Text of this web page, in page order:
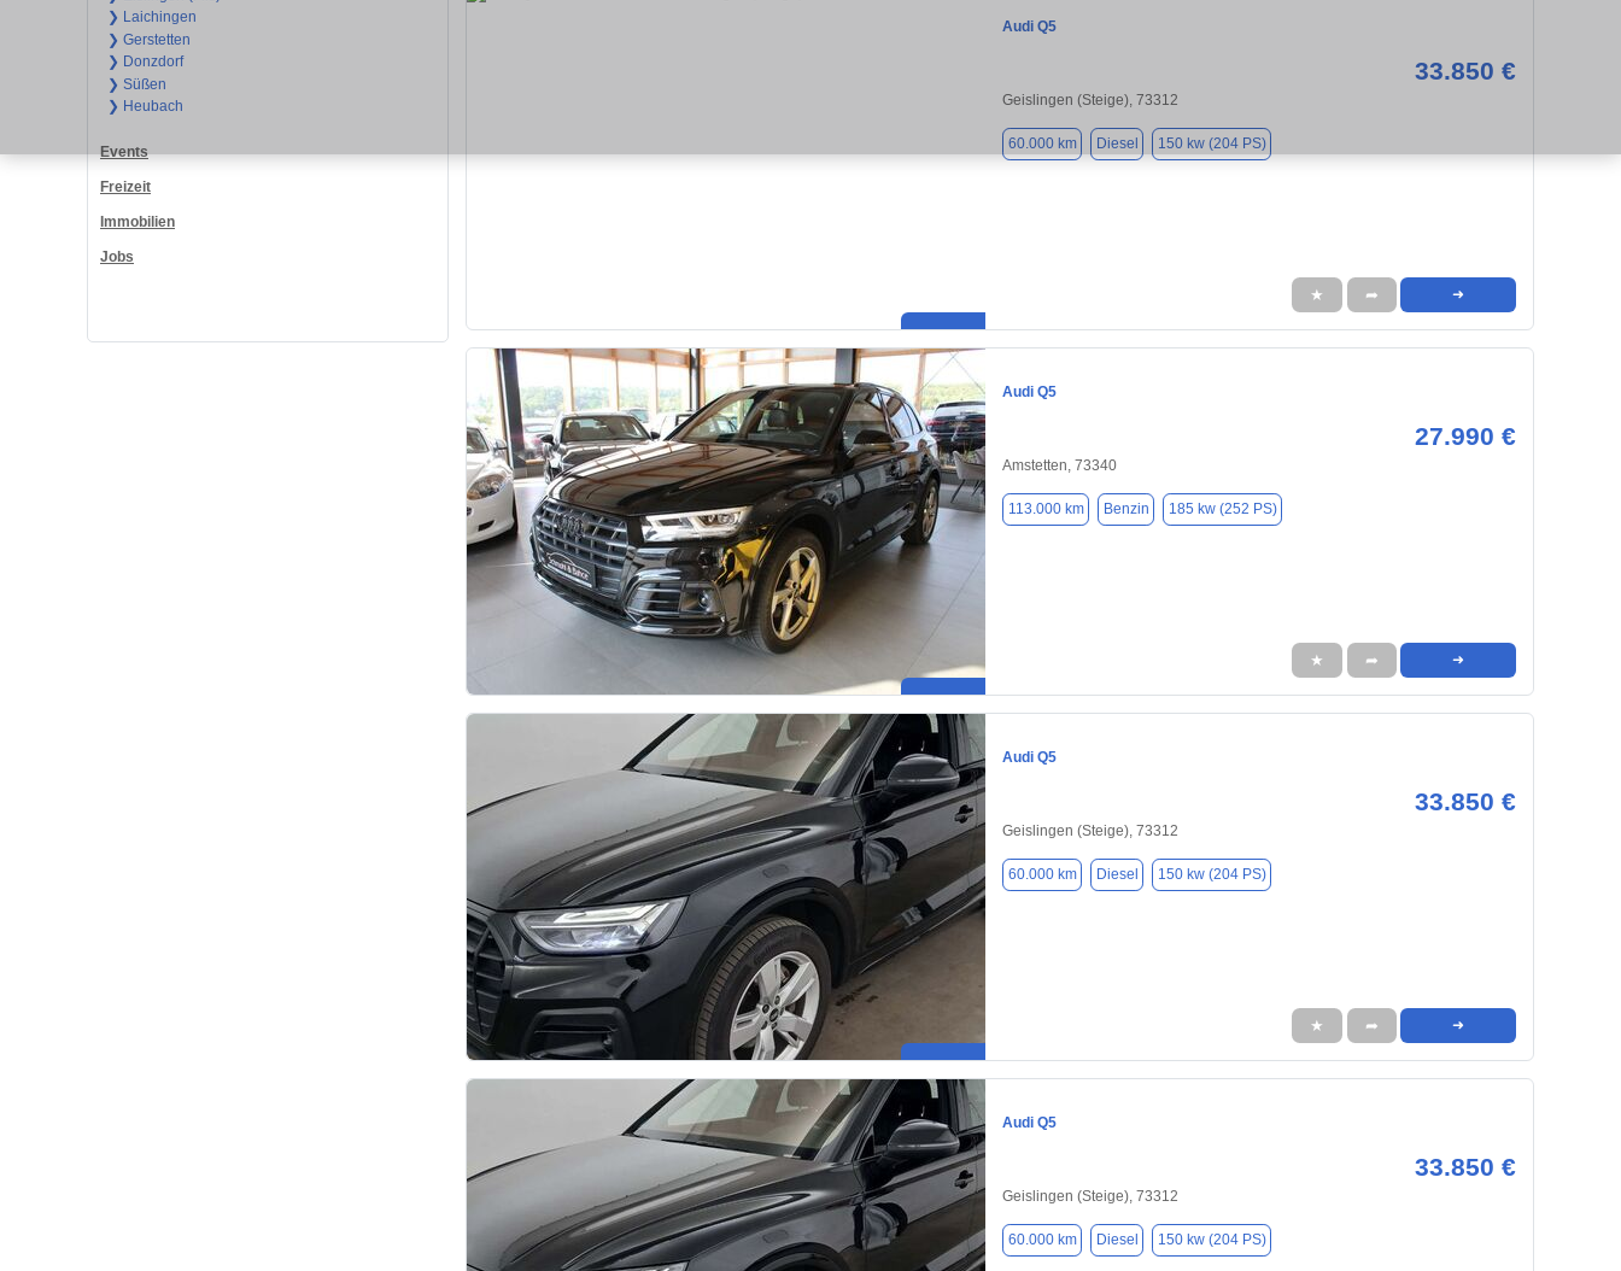
❯ Laichingen
❯ Gerstetten
❯ Donzdorf
❯ Süßen
❯ Heubach
Events
Freizeit
Immobilien
Jobs
Audi Q5
33.850 €
Geislingen (Steige), 73312
60.000 km Diesel 150 kw (204 PS)
★ ➦ ➜
Audi Q5
27.990 €
Amstetten, 73340
113.000 km Benzin 185 kw (252 PS)
★ ➦ ➜
Audi Q5
33.850 €
Geislingen (Steige), 73312
60.000 km Diesel 150 kw (204 PS)
★ ➦ ➜
Audi Q5
33.850 €
Geislingen (Steige), 73312
60.000 km Diesel 150 kw (204 PS)